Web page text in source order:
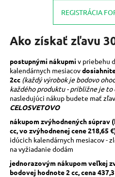
REGISTRÁCIA
Ako získať zľavu
postupnými nákupmiv priebehu
kalendárnych mesiacov
2cc (každý výrobok je bodovo
každého produktu - približne je to
nasledujúci nákup budete mať
CELOSVETOVO
nákupom zvýhodnených súprav
cc, vo zvýhodnenej cene 218,65
idúcich kalendárnych mesiacov -
na vyžiadanie dodám
jednorazovým nákupom veľkej
bodovej hodnote 2 cc, cena